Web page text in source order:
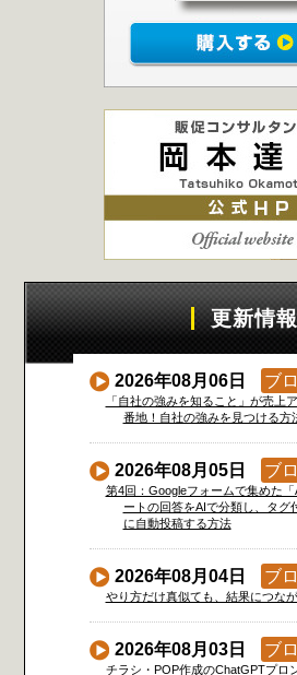
更新情報
2026年08月06日 ブ
「自社の強みを知ること」が売上
番地！自社の強みを見つける方
2026年08月05日 ブ
第4回：Googleフォームで集めた
ートの回答をAIで分類し、タグ
に自動投稿する方法
2026年08月04日 ブ
やり方だけ真似ても、結果につな
2026年08月03日 ブ
チラシ・POP作成のChatGPTプロ